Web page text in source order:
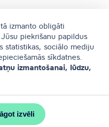
izmanto obligāti
piekrišanu papildus
statistikas, sociālo mediju
sīkdatnes.
izmantošanai, lūdzu,
izvēli